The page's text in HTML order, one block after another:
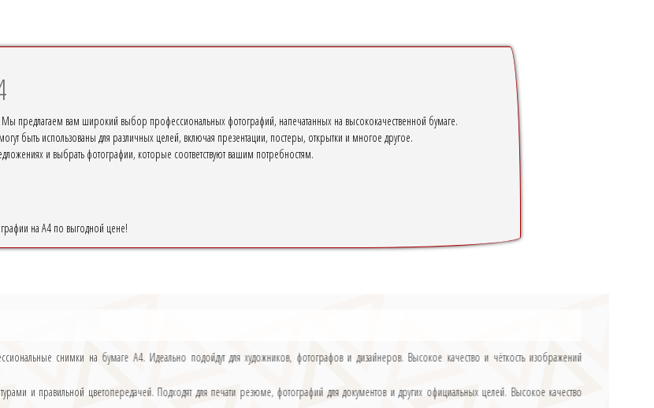
предлагаем вам широкий выбор профессиональных фотографий, напечатанных на высококачественной бумаге.
быть использованы для различных целей, включая презентации, постеры, открытки и многое другое.
и выбрать фотографии, которые соответствуют вашим потребностям.
на А4 по выгодной цене!
снимки на бумаге А4. Идеально подойдут для художников, фотографов и дизайнеров. Высокое качество и чёткость изображений
и правильной цветопередачей. Подходят для печати резюме, фотографий для документов и других официальных целей. Высокое качество